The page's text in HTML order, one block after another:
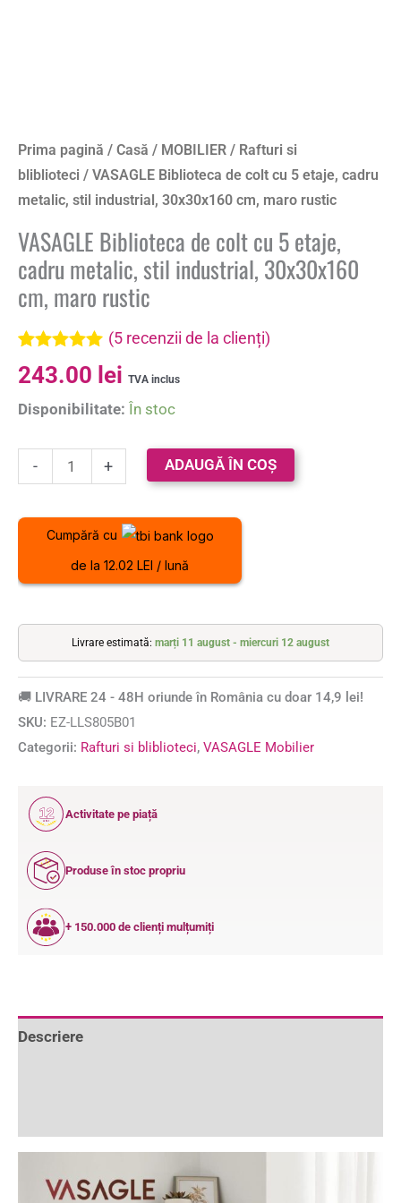
Prima pagină / Casă / MOBILIER / Rafturi si
bliblioteci / VASAGLE Biblioteca de colt cu 5 etaje, cadru
metalic, stil industrial, 30x30x160 cm, maro rustic
VASAGLE Biblioteca de colt cu 5 etaje,
cadru metalic, stil industrial, 30x30x160
cm, maro rustic
Evaluat la
5.00din 5 pe
5
evaluări de
(5 recenzii de la clienți)
243.00 lei TVA inclus
Disponibilitate: În stoc
- + ADAUGĂ ÎN COȘ
Cumpără cu
de la 12.02 LEI / lună
Livrare estimată: marți 11 august - miercuri 12 august
🚚 LIVRARE 24 - 48H oriunde în România cu doar 14,9 lei!
SKU: EZ-LLS805B01
Categorii: Rafturi si bliblioteci, VASAGLE Mobilier
12
ANI
Activitate pe piață
Produse în stoc propriu
+ 150.000 de clienți mulțumiți
Descriere